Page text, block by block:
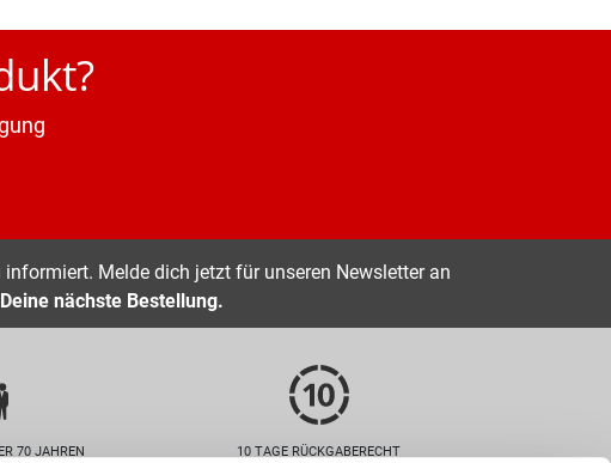
Melde dich jetzt für unseren Newsletter an
nächste Bestellung.
70 JAHREN 10 TAGE RÜCKGABERECHT